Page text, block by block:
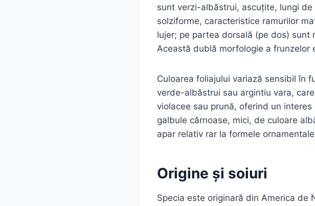
sunt verzi-albăstrui, ascuțite, lungi
solziforme, caracteristice ramurilor
lujer; pe partea dorsală (pe dos)
Această dublă morfologie a frunzelor
Culoarea foliajului variază sensibil în
verde-albăstrui sau argintiu vara,
violacee sau prună, oferind un
galbule cărnoase, mici, de culoare
apar relativ rar la formele
Origine și soiuri
Specia este originară din America de